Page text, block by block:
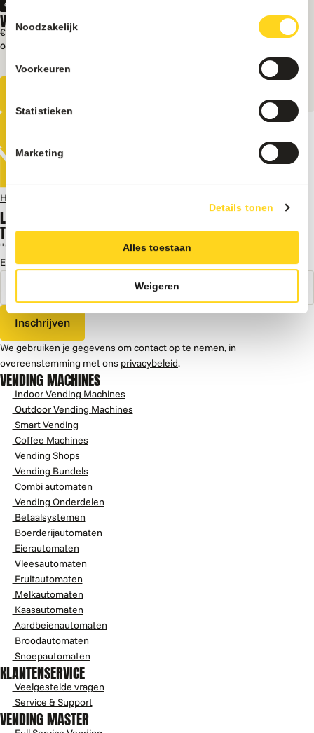
Toestemmingsselectie
Noodzakelijk
Voorkeuren
Statistieken
Marketing
Details tonen
Alles toestaan
Weigeren
Onderdelen
VENTILATOR MOTOR VENDO
€ 80 Excl. BTW
Op voorraad
Stabiele koeling
Home
LAAT JE INSPIREREN DOOR KENNIS,
TIPS EN TRUCS, CASES EN MEER
"*
" geeft vereiste velden aan
E-mailadres*
Inschrijven
We gebruiken je gegevens om contact op te nemen, in
overeenstemming met ons privacybeleid.
VENDING MACHINES
Indoor Vending Machines
Outdoor Vending Machines
Smart Vending
Coffee Machines
Vending Shops
Vending Bundels
Combi automaten
Vending Onderdelen
Betaalsystemen
Boerderijautomaten
Eierautomaten
Vleesautomaten
Fruitautomaten
Melkautomaten
Kaasautomaten
Aardbeienautomaten
Broodautomaten
Snoepautomaten
KLANTENSERVICE
Veelgestelde vragen
Service & Support
VENDING MASTER